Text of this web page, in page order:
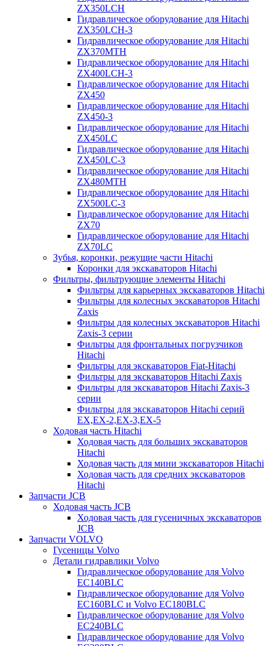
ZX350LCH
Гидравлическое оборудование для Hitachi
ZX350LCH-3
Гидравлическое оборудование для Hitachi
ZX370MTH
Гидравлическое оборудование для Hitachi
ZX400LCH-3
Гидравлическое оборудование для Hitachi
ZX450
Гидравлическое оборудование для Hitachi
ZX450-3
Гидравлическое оборудование для Hitachi
ZX450LC
Гидравлическое оборудование для Hitachi
ZX450LC-3
Гидравлическое оборудование для Hitachi
ZX480MTH
Гидравлическое оборудование для Hitachi
ZX500LC-3
Гидравлическое оборудование для Hitachi
ZX70
Гидравлическое оборудование для Hitachi
ZX70LC
Зубья, коронки, режущие части Hitachi
Коронки для экскаваторов Hitachi
Фильтры, фильтрующие элементы Hitachi
Фильтры для карьерных экскаваторов Hitachi
Фильтры для колесных экскаваторов Hitachi
Zaxis
Фильтры для колесных экскаваторов Hitachi
Zaxis-3 серии
Фильтры для фронтальных погрузчиков
Hitachi
Фильтры для экскаваторов Fiat-Hitachi
Фильтры для экскаваторов Hitachi Zaxis
Фильтры для экскаваторов Hitachi Zaxis-3
серии
Фильтры для экскаваторов Hitachi серий
EX,EX-2,EX-3,EX-5
Ходовая часть Hitachi
Ходовая часть для больших экскаваторов
Hitachi
Ходовая часть для мини экскаваторов Hitachi
Ходовая часть для средних экскаваторов
Hitachi
Запчасти JCB
Ходовая часть JCB
Ходовая часть для гусеничных экскаваторов
JCB
Запчасти VOLVO
Гусеницы Volvo
Детали гидравлики Volvo
Гидравлическое оборудование для Volvo
EC140BLC
Гидравлическое оборудование для Volvo
EC160BLC и Volvo EC180BLC
Гидравлическое оборудование для Volvo
EC240BLC
Гидравлическое оборудование для Volvo